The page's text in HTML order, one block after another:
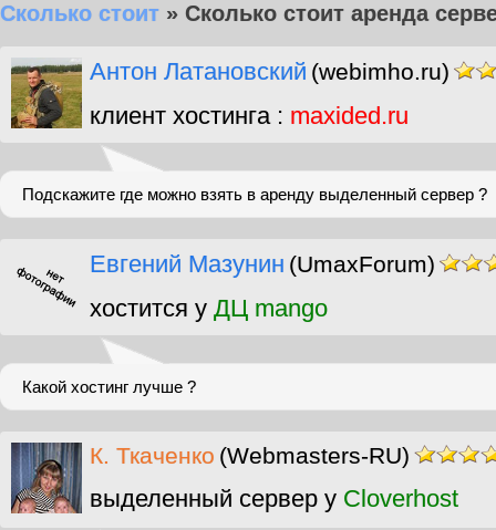
Сколько стоит » Сколько стоит аренда
Антон Латановский (webimho.ru)
клиент хостинга : maxided.ru
Подскажите где можно взять в аренду выделенный сервер ?
Евгений Мазунин (UmaxForum)
хостится у ДЦ mango
Какой хостинг лучше ?
К. Ткаченко (Webmasters-RU)
выделенный сервер у Cloverhost